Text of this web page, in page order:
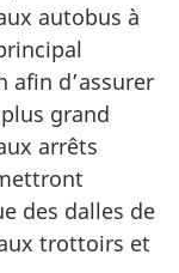
autobus à
d’assurer
grand
arrêts
des dalles de
trottoirs et